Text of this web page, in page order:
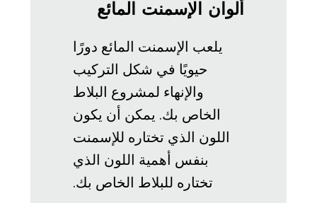
ألوان الإسمنت المائع
يلعب الإسمنت المائع دورًا
حيويًا في شكل التركيب
والإنهاء لمشروع البلاط
الخاص بك. يمكن أن يكون
اللون الذي تختاره للإسمنت
بنفس أهمية اللون الذي
تختاره للبلاط الخاص بك.